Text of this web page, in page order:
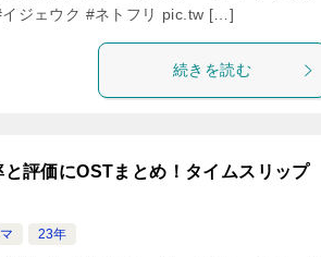
イジェウク #ネトフリ pic.tw […]
続きを読む
評価にOSTまとめ！タイムスリップ
23年